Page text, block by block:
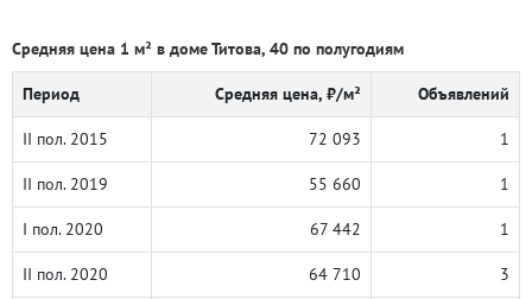
Средняя цена 1 м² в доме Титова, 40 по полугодиям
Период Средняя цена, ₽/м² Объявлений
II пол. 2015 72 093 1
II пол. 2019 55 660 1
I пол. 2020 67 442 1
II пол. 2020 64 710 3